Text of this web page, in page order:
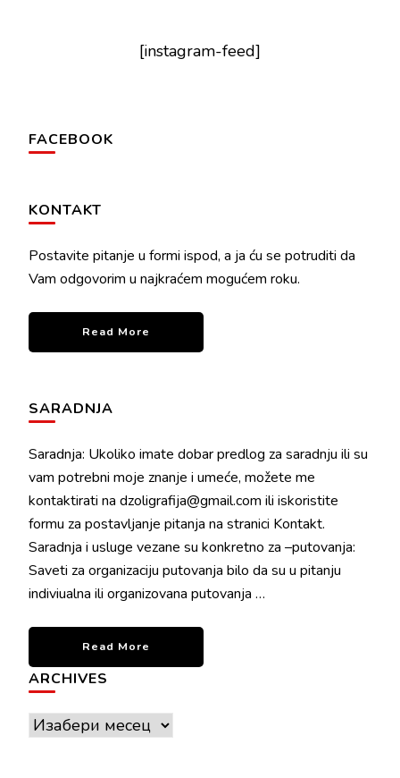
[instagram-feed]
FACEBOOK
KONTAKT
Postavite pitanje u formi ispod, a ja ću se potruditi da
Vam odgovorim u najkraćem mogućem roku.
Read More
SARADNJA
Saradnja: Ukoliko imate dobar predlog za saradnju ili su
vam potrebni moje znanje i umeće, možete me
kontaktirati na dzoligrafija@gmail.com ili iskoristite
formu za postavljanje pitanja na stranici Kontakt.
Saradnja i usluge vezane su konkretno za –putovanja:
Saveti za organizaciju putovanja bilo da su u pitanju
indiviualna ili organizovana putovanja …
Read More
ARCHIVES
Archives